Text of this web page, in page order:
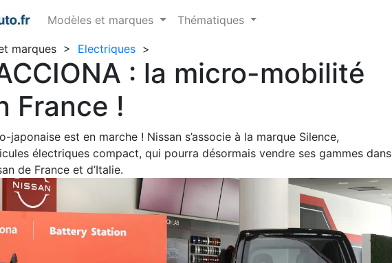
Modèles et marques Thématiques
marques > Electriques >
: la micro-mobilité
France !
japonaise est en marche ! Nissan s’associe à la marque Silence,
électriques compact, qui pourra désormais vendre ses gammes dans
de France et d’Italie.